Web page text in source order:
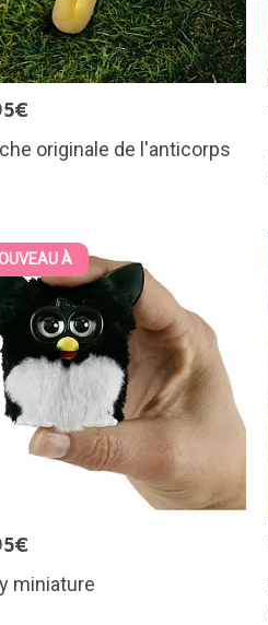
originale de l'anticorps
À
miniature